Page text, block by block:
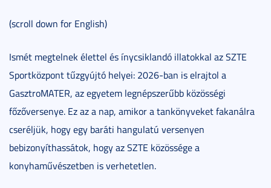
(scroll down for English)
Ismét megtelnek élettel és ínycsiklandó illatokkal az SZTE
Sportközpont tűzgyújtó helyei: 2026-ban is elrajtol a
GasztroMATER, az egyetem legnépszerűbb közösségi
főzőversenye. Ez az a nap, amikor a tankönyveket fakanálra
cseréljük, hogy egy baráti hangulatú versenyen
bebizonyíthassátok, hogy az SZTE közössége a
konyhaművészetben is verhetetlen.